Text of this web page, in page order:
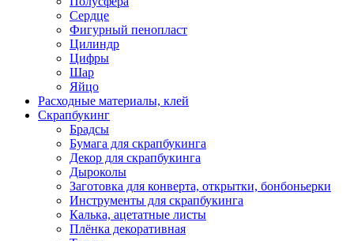
Сердце
Фигурный пенопласт
Цилиндр
Цифры
Шар
Яйцо
Расходные материалы, клей
Скрапбукинг
Брадсы
Бумага для скрапбукинга
Декор для скрапбукинга
Дыроколы
Заготовка для конверта, открытки, бонбоньерки
Инструменты для скрапбукинга
Калька, ацетатные листы
Плёнка декоративная